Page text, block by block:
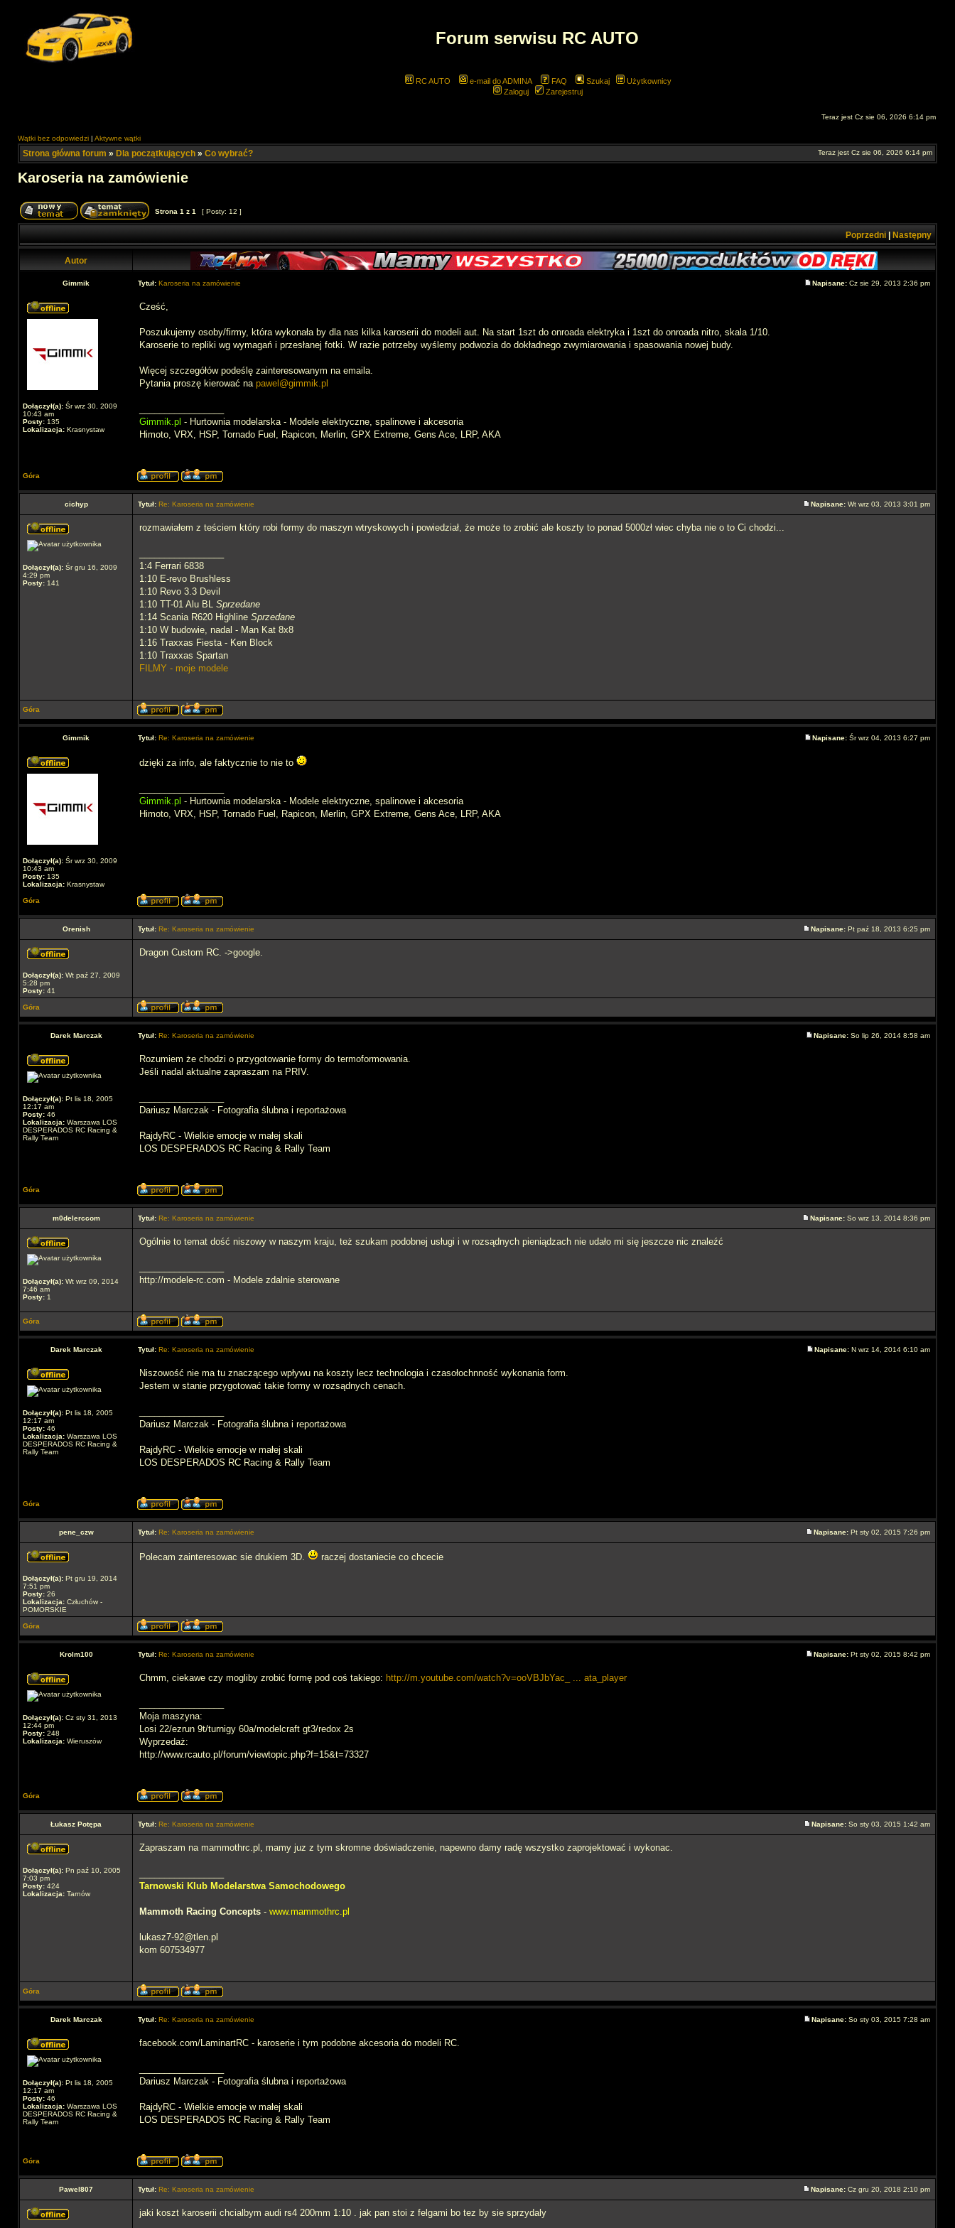
Forum serwisu RC AUTO
RC AUTO e-mail do ADMINA FAQ Szukaj
Użytkownicy
Zaloguj
Zarejestruj
Teraz jest Cz sie 06, 2026 6:14 pm
Wątki bez odpowiedzi | Aktywne wątki
Strona główna forum » Dla początkujących » Co wybrać? Teraz jest Cz sie 06, 2026 6:14 pm
Karoseria na zamówienie
Strona 1 z 1 [ Posty: 12 ]
Poprzedni Następny
Autor
Gimmik Tytuł: Karoseria na zamówienie Napisane: Cz sie 29, 2013 2:36 pm
Dołączył(a): Śr wrz 30, 2009
10:43 am
Posty: 135
Lokalizacja: Krasnystaw
Cześć,
Poszukujemy osoby/firmy, która wykonała by dla nas kilka karoserii do modeli aut. Na start 1szt do onroada elektryka i 1szt do onroada nitro, skala 1/10.
Karoserie to repliki wg wymagań i przesłanej fotki. W razie potrzeby wyślemy podwozia do dokładnego zwymiarowania i spasowania nowej budy.
Więcej szczegółów podeślę zainteresowanym na emaila.
Pytania proszę kierować na pawel@gimmik.pl
Gimmik.pl - Hurtownia modelarska - Modele elektryczne, spalinowe i akcesoria
Himoto, VRX, HSP, Tornado Fuel, Rapicon, Merlin, GPX Extreme, Gens Ace, LRP, AKA
Góra
cichyp Tytuł: Re: Karoseria na zamówienie Napisane: Wt wrz 03, 2013 3:01 pm
Dołączył(a): Śr gru 16, 2009
4:29 pm
Posty: 141
rozmawiałem z teściem który robi formy do maszyn wtryskowych i powiedział, że może to zrobić ale koszty to ponad 5000zł wiec chyba nie o to Ci chodzi...
1:4 Ferrari 6838
1:10 E-revo Brushless
1:10 Revo 3.3 Devil
1:10 TT-01 Alu BL Sprzedane
1:14 Scania R620 Highline Sprzedane
1:10 W budowie, nadal - Man Kat 8x8
1:16 Traxxas Fiesta - Ken Block
1:10 Traxxas Spartan
FILMY - moje modele
Góra
Gimmik Tytuł: Re: Karoseria na zamówienie Napisane: Śr wrz 04, 2013 6:27 pm
Dołączył(a): Śr wrz 30, 2009
10:43 am
Posty: 135
Lokalizacja: Krasnystaw
dzięki za info, ale faktycznie to nie to
Gimmik.pl - Hurtownia modelarska - Modele elektryczne, spalinowe i akcesoria
Himoto, VRX, HSP, Tornado Fuel, Rapicon, Merlin, GPX Extreme, Gens Ace, LRP, AKA
Góra
Orenish Tytuł: Re: Karoseria na zamówienie Napisane: Pt paź 18, 2013 6:25 pm
Dołączył(a): Wt paź 27, 2009
5:28 pm
Posty: 41
Dragon Custom RC. ->google.
Góra
Darek Marczak Tytuł: Re: Karoseria na zamówienie Napisane: So lip 26, 2014 8:58 am
Dołączył(a): Pt lis 18, 2005
12:17 am
Posty: 46
Lokalizacja: Warszawa LOS
DESPERADOS RC Racing &
Rally Team
Rozumiem że chodzi o przygotowanie formy do termoformowania.
Jeśli nadal aktualne zapraszam na PRIV.
Dariusz Marczak - Fotografia ślubna i reportażowa
RajdyRC - Wielkie emocje w małej skali
LOS DESPERADOS RC Racing & Rally Team
Góra
m0delerccom Tytuł: Re: Karoseria na zamówienie Napisane: So wrz 13, 2014 8:36 pm
Dołączył(a): Wt wrz 09, 2014
7:46 am
Posty: 1
Ogólnie to temat dość niszowy w naszym kraju, też szukam podobnej usługi i w rozsądnych pieniądzach nie udało mi się jeszcze nic znaleźć
http://modele-rc.com - Modele zdalnie sterowane
Góra
Darek Marczak Tytuł: Re: Karoseria na zamówienie Napisane: N wrz 14, 2014 6:10 am
Dołączył(a): Pt lis 18, 2005
12:17 am
Posty: 46
Lokalizacja: Warszawa LOS
DESPERADOS RC Racing &
Rally Team
Niszowość nie ma tu znaczącego wpływu na koszty lecz technologia i czasołochnność wykonania form.
Jestem w stanie przygotować takie formy w rozsądnych cenach.
Dariusz Marczak - Fotografia ślubna i reportażowa
RajdyRC - Wielkie emocje w małej skali
LOS DESPERADOS RC Racing & Rally Team
Góra
pene_czw Tytuł: Re: Karoseria na zamówienie Napisane: Pt sty 02, 2015 7:26 pm
Dołączył(a): Pt gru 19, 2014
7:51 pm
Posty: 26
Lokalizacja: Człuchów -
POMORSKIE
Polecam zainteresowac sie drukiem 3D. raczej dostaniecie co chcecie
Góra
Krolm100 Tytuł: Re: Karoseria na zamówienie Napisane: Pt sty 02, 2015 8:42 pm
Dołączył(a): Cz sty 31, 2013
12:44 pm
Posty: 248
Lokalizacja: Wieruszów
Chmm, ciekawe czy mogliby zrobić formę pod coś takiego: http://m.youtube.com/watch?v=ooVBJbYac_ ... ata_player
Moja maszyna:
Losi 22/ezrun 9t/turnigy 60a/modelcraft gt3/redox 2s
Wyprzedaż:
http://www.rcauto.pl/forum/viewtopic.php?f=15&t=73327
Góra
Łukasz Potępa Tytuł: Re: Karoseria na zamówienie Napisane: So sty 03, 2015 1:42 am
Dołączył(a): Pn paź 10, 2005
7:03 pm
Posty: 424
Lokalizacja: Tarnów
Zapraszam na mammothrc.pl, mamy juz z tym skromne doświadczenie, napewno damy radę wszystko zaprojektować i wykonac.
Tarnowski Klub Modelarstwa Samochodowego
Mammoth Racing Concepts - www.mammothrc.pl
lukasz7-92@tlen.pl
kom 607534977
Góra
Darek Marczak Tytuł: Re: Karoseria na zamówienie Napisane: So sty 03, 2015 7:28 am
Dołączył(a): Pt lis 18, 2005
12:17 am
Posty: 46
Lokalizacja: Warszawa LOS
DESPERADOS RC Racing &
Rally Team
facebook.com/LaminartRC - karoserie i tym podobne akcesoria do modeli RC.
Dariusz Marczak - Fotografia ślubna i reportażowa
RajdyRC - Wielkie emocje w małej skali
LOS DESPERADOS RC Racing & Rally Team
Góra
Pawel807 Tytuł: Re: Karoseria na zamówienie Napisane: Cz gru 20, 2018 2:10 pm
jaki koszt karoserii chcialbym audi rs4 200mm 1:10 . jak pan stoi z felgami bo tez by sie sprzydaly